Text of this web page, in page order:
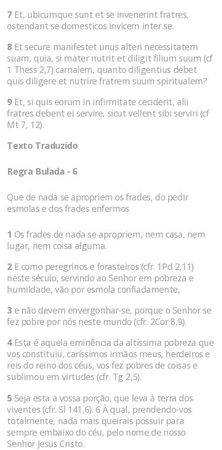
7 Et, ubicumque sunt et se invenerint fratres,
ostendant se domesticos invicem inter se.
8 Et secure manifestet unus alteri necessitatem
suam, quia, si mater nutrit et diligit filium suum (cf
1 Thess 2,7) carnalem, quanto diligentius debet
quis diligere et nutrire fratrem suum spiritualem?
9 Et, si quis eorum in infirmitate ceciderit, alii
fratres debent ei servire, sicut vellent sibi serviri (cf
Mt 7, 12).
Texto Traduzido
Regra Bulada - 6
Que de nada se apropriem os frades, do pedir
esmolas e dos frades enfermos
1 Os frades de nada se apropriem, nem casa, nem
lugar, nem coisa alguma.
2 E como peregrinos e forasteiros (cfr. 1Pd 2,11)
neste século, servindo ao Senhor em pobreza e
humildade, vão por esmola confiadamente,
3 e não devem envergonhar-se, porque o Senhor se
fez pobre por nós neste mundo (cfr. 2Cor 8,9).
4Esta é aquela eminência da altíssima pobreza que
vos constituiu, caríssimos irmãos meus, herdeiros e
reis do reino dos céus, vos fez pobres de coisas e
sublimou em virtudes (cfr. Tg 2,5).
5 Seja esta a vossa porção, que leva à terra dos
viventes (cfr. Sl 141,6). 6 À qual, prendendo-vos
totalmente, nada mais queirais possuir para
sempre embaixo do céu, pelo nome de nosso
Senhor Jesus Cristo.